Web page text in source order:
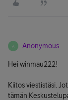
A Anonymous
Hei winmau222!
Kiitos viestistäsi.
tämän